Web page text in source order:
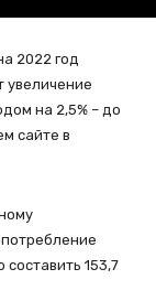
2022 год
увеличение
на 2,5% – до
сайте в
153,7